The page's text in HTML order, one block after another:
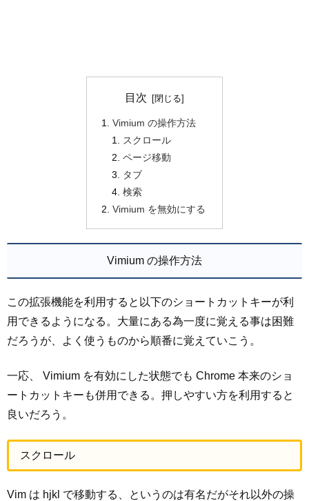
目次
Vimium の操作方法
スクロール
ページ移動
タブ
検索
Vimium を無効にする
Vimium の操作方法
この拡張機能を利用すると以下のショートカットキーが利
用できるようになる。大量にある為一度に覚える事は困難
だろうが、よく使うものから順番に覚えていこう。
一応、 Vimium を有効にした状態でも Chrome 本来のショ
ートカットキーも併用できる。押しやすい方を利用すると
良いだろう。
スクロール
Vim は hjkl で移動する、というのは有名だがそれ以外の操